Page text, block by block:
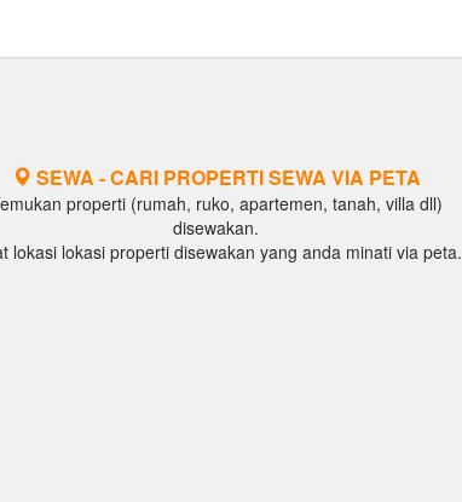
SEWA - CARI PROPERTI SEWA VIA PETA
properti (rumah, ruko, apartemen, tanah, villa dll)
disewakan.
lokasi lokasi properti disewakan yang anda minati via peta.